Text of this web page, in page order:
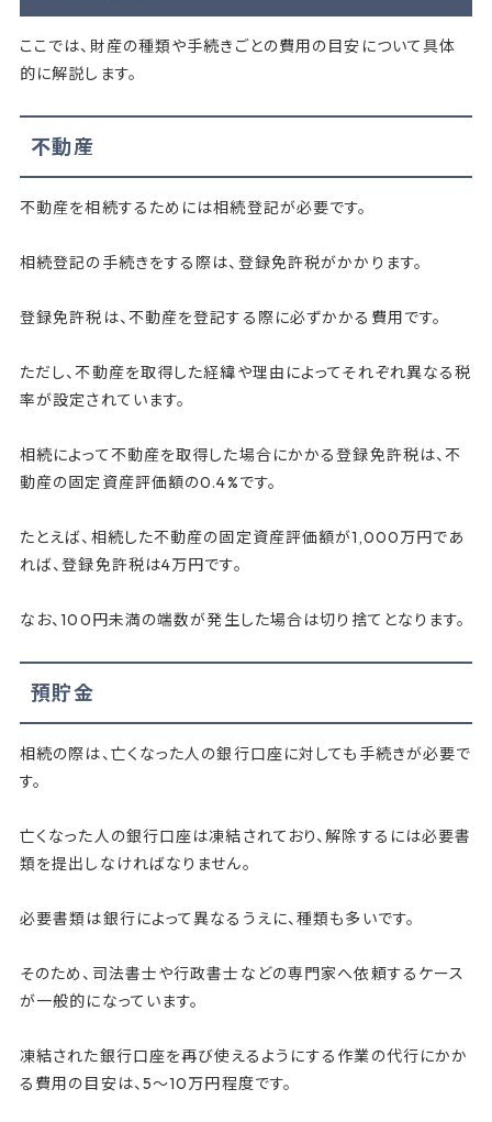
ここでは、財産の種類や手続きごとの費用の目安について具体
的に解説します。
不動産
不動産を相続するためには相続登記が必要です。
相続登記の手続きをする際は、登録免許税がかかります。
登録免許税は、不動産を登記する際に必ずかかる費用です。
ただし、不動産を取得した経緯や理由によってそれぞれ異なる税
率が設定されています。
相続によって不動産を取得した場合にかかる登録免許税は、不
動産の固定資産評価額の0.4%です。
たとえば、相続した不動産の固定資産評価額が1,000万円であ
れば、登録免許税は4万円です。
なお、100円未満の端数が発生した場合は切り捨てとなります。
預貯金
相続の際は、亡くなった人の銀行口座に対しても手続きが必要で
す。
亡くなった人の銀行口座は凍結されており、解除するには必要書
類を提出しなければなりません。
必要書類は銀行によって異なるうえに、種類も多いです。
そのため、司法書士や行政書士などの専門家へ依頼するケース
が一般的になっています。
凍結された銀行口座を再び使えるようにする作業の代行にかか
る費用の目安は、5～10万円程度です。